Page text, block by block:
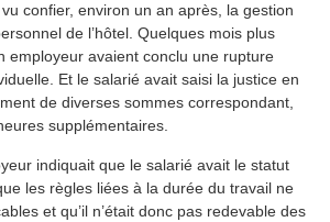
confier, environ un an après, la gestion
de l’hôtel. Quelques mois plus
employeur avaient conclu une rupture
Et le salarié avait saisi la justice en
de diverses sommes correspondant,
supplémentaires.
indiquait que le salarié avait le statut
les règles liées à la durée du travail ne
et qu’il n’était donc pas redevable des